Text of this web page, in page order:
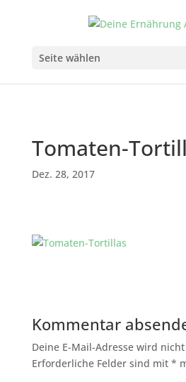
Seite wählen
Tomaten-
Dez. 28, 2017
Kommentar
Deine E-Mail-Adresse wird
Erforderliche Felder sind mit *